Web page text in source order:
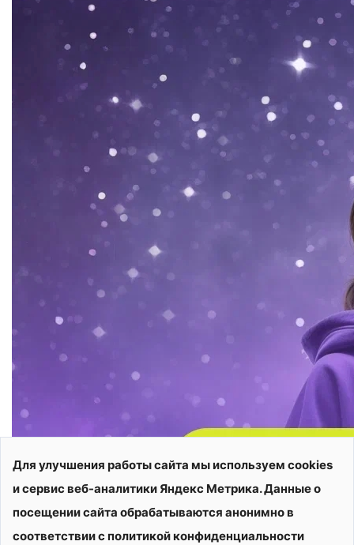
Для улучшения работы сайта мы используем cookies
и сервис веб-аналитики Яндекс Метрика. Данные о
посещении сайта обрабатываются анонимно в
соответствии с политикой конфиденциальности